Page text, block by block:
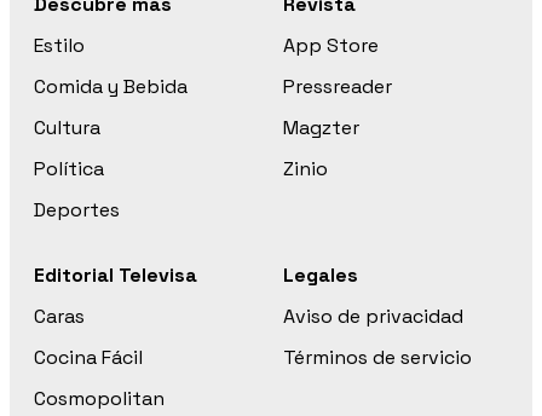
Estilo
Comida y Bebida
Cultura
Política
Deportes
App Store
Pressreader
Magzter
Zinio
Editorial Televisa
Caras
Cocina Fácil
Cosmopolitan
Legales
Aviso de privacidad
Términos de servicio